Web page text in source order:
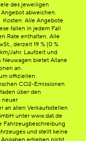
des jeweiligen
abweichen.
Kosten: Alle Angebote
fallen in jedem Fall
Rate enthalten. Alle
derzeit 19 % (0 %
Jahr. Laufzeit und
Neuwagen bietet Allane
an.
offiziellen
CO2-Emissionen
über den
neuer
an allen Verkaufsstellen
unter www.dat.de
Fahrzeugbeschreibung
und stellt keine